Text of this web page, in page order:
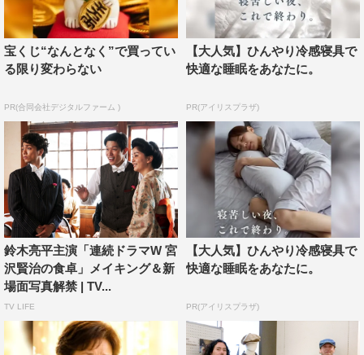
＜キャストコメント＞
■山崎育三郎（藤原嘉藤治役）
藤原嘉藤治役の山崎育三郎です。嘉藤治は音楽教師であ
り、賢治のよき親友です。自由奔放な賢治に振り回される
事もありましたが、嘉藤治にとって賢治の天性の才能は憧
れでした。音楽家としては、嫉妬する時もありましたが、
賢治との出会いが嘉藤治の人生を変えていきます。今で
は、親友・賢治役の亮平さんがいとおしくてしょうがない
です。そして今回、音楽教師・嘉藤治は、ピアノを弾くシ
ーンがとても多く、芝居以外の時間はピアノの猛特訓でし
た。ピアノシーンも見どころです！！
大正という時代に、一風変わった宮沢賢治さんと出逢い、
宝くじ“なんとなく”で買ってい
る限り変わらない
PR(合同会社デジタルファーム )
【大人気】ひんやり冷感寝具で
快適な睡眠をあなたに。
PR(アイリスプラザ)
鈴木亮平主演「連続ドラマW 宮
沢賢治の食卓」メイキング＆新
場面写真解禁 | TV...
TV LIFE
【大人気】ひんやり冷感寝具で
快適な睡眠をあなたに。
PR(アイリスプラザ)